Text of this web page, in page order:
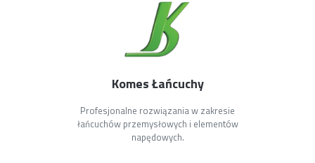
Komes Łańcuchy
Profesjonalne rozwiązania w zakresie
łańcuchów przemysłowych i elementów
napędowych.